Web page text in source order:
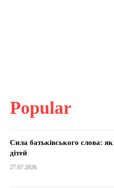
Popular
Сила батьківського слова:
дітей
27.07.2026